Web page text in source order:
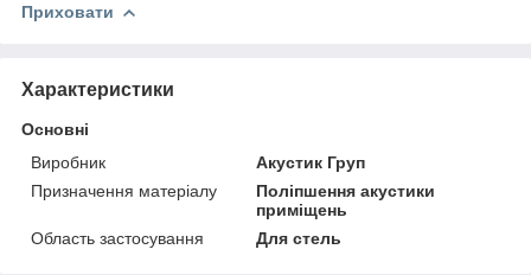
Приховати
Характеристики
Основні
Виробник
Акустик Груп
Призначення матеріалу
Поліпшення акустики
приміщень
Область застосування
Для стель